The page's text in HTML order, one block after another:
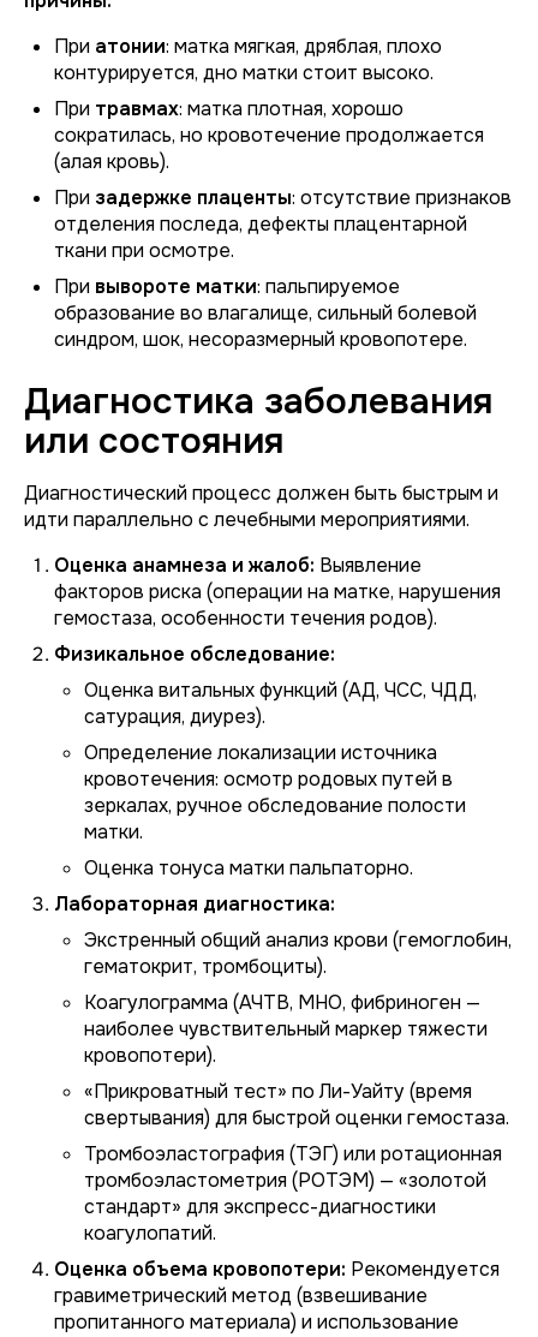
При атонии: матка мягкая, дряблая, плохо
контурируется, дно матки стоит высоко.
При травмах: матка плотная, хорошо
сократилась, но кровотечение продолжается
(алая кровь).
При задержке плаценты: отсутствие признаков
отделения последа, дефекты плацентарной
ткани при осмотре.
При вывороте матки: пальпируемое
образование во влагалище, сильный болевой
синдром, шок, несоразмерный кровопотере.
Диагностика заболевания
или состояния
Диагностический процесс должен быть быстрым и
идти параллельно с лечебными мероприятиями.
Оценка анамнеза и жалоб: Выявление
факторов риска (операции на матке, нарушения
гемостаза, особенности течения родов).
Физикальное обследование:
Оценка витальных функций (АД, ЧСС, ЧДД,
сатурация, диурез).
Определение локализации источника
кровотечения: осмотр родовых путей в
зеркалах, ручное обследование полости
матки.
Оценка тонуса матки пальпаторно.
Лабораторная диагностика:
Экстренный общий анализ крови (гемоглобин,
гематокрит, тромбоциты).
Коагулограмма (АЧТВ, МНО, фибриноген —
наиболее чувствительный маркер тяжести
кровопотери).
«Прикроватный тест» по Ли-Уайту (время
свертывания) для быстрой оценки гемостаза.
Тромбоэластография (ТЭГ) или ротационная
тромбоэластометрия (РОТЭМ) — «золотой
стандарт» для экспресс-диагностики
коагулопатий.
Оценка объема кровопотери: Рекомендуется
гравиметрический метод (взвешивание
пропитанного материала) и использование